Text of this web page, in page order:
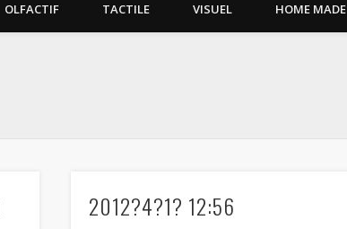
OLFACTIF TACTILE VISUEL HOME MADE
2012?4?1? 12:56